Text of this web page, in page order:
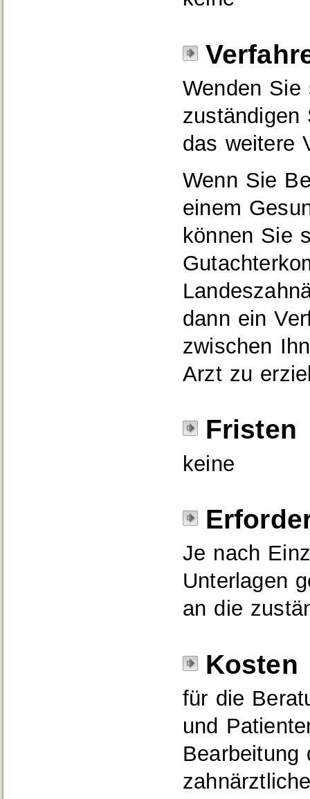
Wenden
das weitere
Wenn Sie
einem
können Sie
dann ein
zwischen
Arzt zu
Fristen
keine
Je nach
Unterlagen
an die
Kosten
für die
und
Bearbeitung